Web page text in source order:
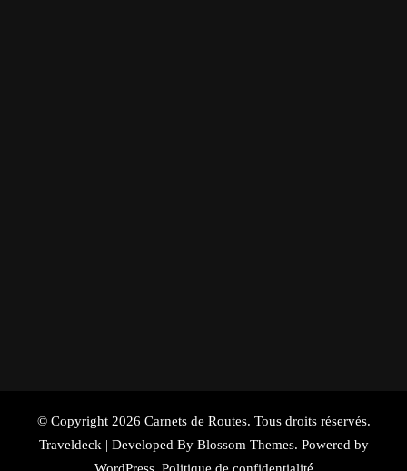
© Copyright 2026 Carnets de Routes. Tous droits réservés.
Traveldeck | Developed By Blossom Themes. Powered by